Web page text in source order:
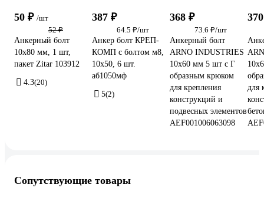
50 ₽ /шт
52 ₽
Анкерный болт
10x80 мм, 1 шт,
пакет Zitar 103912
4.3(20)
387 ₽
64.5 ₽/шт
Анкер болт КРЕП-
КОМП с болтом м8,
10х50, 6 шт.
аб1050мф
5(2)
368 ₽
73.6 ₽/шт
Анкерный болт
ARNO INDUSTRIES
10х60 мм 5 шт с Г
образным крюком
для крепления
конструкций и
подвесных элементов
AEF001006063098
для
Сопутствующие товары